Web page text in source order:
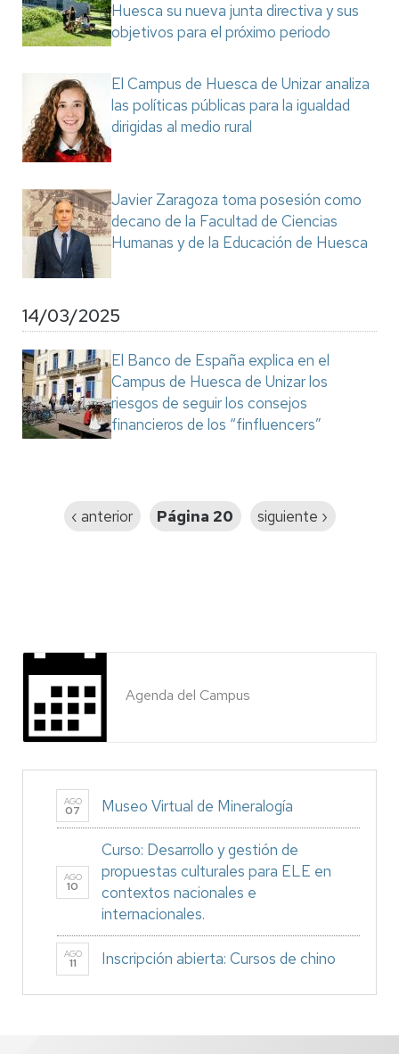
Huesca su nueva junta directiva y sus
objetivos para el próximo periodo
El Campus de Huesca de Unizar analiza
las políticas públicas para la igualdad
dirigidas al medio rural
Javier Zaragoza toma posesión como
decano de la Facultad de Ciencias
Humanas y de la Educación de Huesca
14/03/2025
El Banco de España explica en el
Campus de Huesca de Unizar los
riesgos de seguir los consejos
financieros de los “finfluencers”
Página
‹ anterior Página 20
Siguiente
siguiente ›
Agenda del Campus
AGO
07 Museo Virtual de Mineralogía
AGO
10
Curso: Desarrollo y gestión de
propuestas culturales para ELE en
contextos nacionales e
internacionales.
AGO
11 Inscripción abierta: Cursos de chino